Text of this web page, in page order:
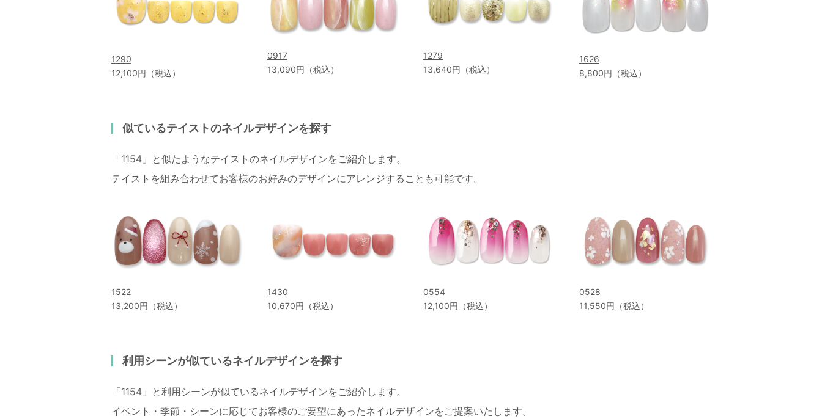
1290
12,100円（税込）
0917
13,090円（税込）
1279
13,640円（税込）
1626
8,800円（税込）
似ているテイストのネイルデザインを探す
「1154」と似たようなテイストのネイルデザインをご紹介します。
テイストを組み合わせてお客様のお好みのデザインにアレンジすることも可能です。
1522
13,200円（税込）
1430
10,670円（税込）
0554
12,100円（税込）
0528
11,550円（税込）
利用シーンが似ているネイルデザインを探す
「1154」と利用シーンが似ているネイルデザインをご紹介します。
イベント・季節・シーンに応じてお客様のご要望にあったネイルデザインをご提案いたします。